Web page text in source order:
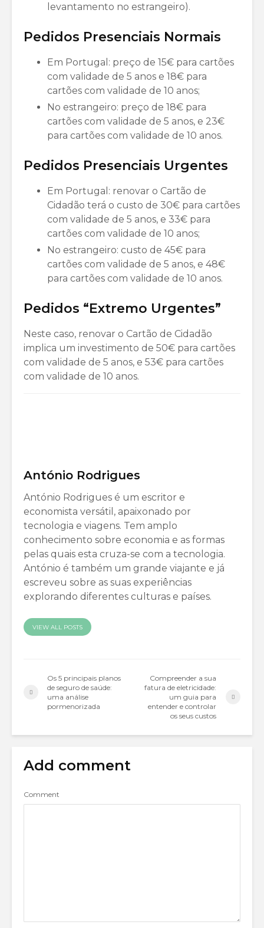
levantamento no estrangeiro).
Pedidos Presenciais Normais
Em Portugal: preço de 15€ para cartões
com validade de 5 anos e 18€ para
cartões com validade de 10 anos;
No estrangeiro: preço de 18€ para
cartões com validade de 5 anos, e 23€
para cartões com validade de 10 anos.
Pedidos Presenciais Urgentes
Em Portugal: renovar o Cartão de
Cidadão terá o custo de 30€ para cartões
com validade de 5 anos, e 33€ para
cartões com validade de 10 anos;
No estrangeiro: custo de 45€ para
cartões com validade de 5 anos, e 48€
para cartões com validade de 10 anos.
Pedidos “Extremo Urgentes”
Neste caso, renovar o Cartão de Cidadão
implica um investimento de 50€ para cartões
com validade de 5 anos, e 53€ para cartões
com validade de 10 anos.
António Rodrigues
António Rodrigues é um escritor e
economista versátil, apaixonado por
tecnologia e viagens. Tem amplo
conhecimento sobre economia e as formas
pelas quais esta cruza-se com a tecnologia.
António é também um grande viajante e já
escreveu sobre as suas experiências
explorando diferentes culturas e países.
VIEW ALL POSTS
Os 5 principais planos
de seguro de saúde:
uma análise
pormenorizada
Compreender a sua
fatura de eletricidade:
um guia para
entender e controlar
os seus custos
Add comment
Comment